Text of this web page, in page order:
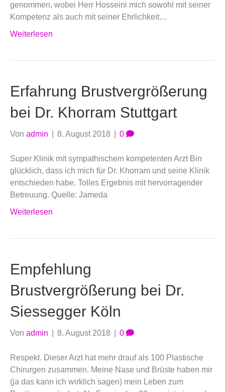
genommen, wobei Herr Hosseini mich sowohl mit seiner
Kompetenz als auch mit seiner Ehrlichkeit…
Weiterlesen
Erfahrung Brustvergrößerung
bei Dr. Khorram Stuttgart
Von admin 8. August 2018 0
Super Klinik mit sympathischem kompetenten Arzt Bin
glücklich, dass ich mich für Dr. Khorram und seine Klinik
entschieden habe. Tolles Ergebnis mit hervorragender
Betreuung. Quelle: Jameda
Weiterlesen
Empfehlung
Brustvergrößerung bei Dr.
Siessegger Köln
Von admin 8. August 2018 0
Respekt. Dieser Arzt hat mehr drauf als 100 Plastische
Chirurgen zusammen. Meine Nase und Brüste haben mir
(ja das kann ich wirklich sagen) mein Leben zum